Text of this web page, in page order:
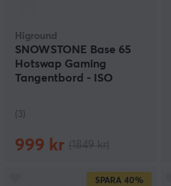
Higround
SNOWSTONE Base 65
Hotswap Gaming
Tangentbord - ISO
(3)
999 kr
SPARA 40%